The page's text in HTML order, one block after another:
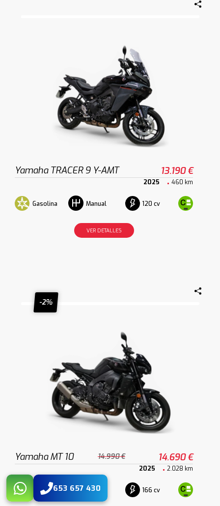
Yamaha TRACER 9 Y-AMT 13.190 €
2025 460 km
Gasolina Manual 120 cv
VER DETALLES
-2%
Yamaha MT 10 14.990 € 14.690 €
2025 2.028 km
Gasolina Manual 166 cv
653 657 430